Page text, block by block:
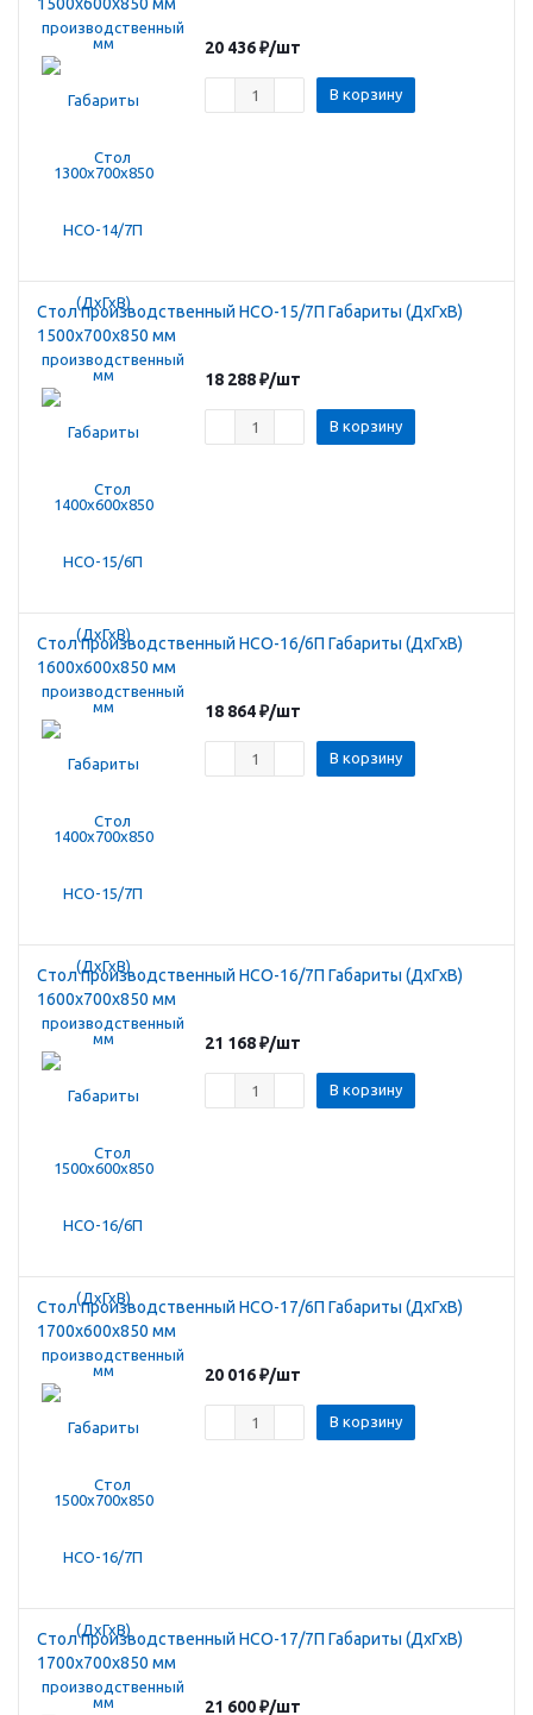
20 436₽/шт
В корзину
Стол производственный HCO-15/7П Габариты (ДхГхВ)
1500х700х850 мм
18 288₽/шт
В корзину
Стол производственный HCO-16/6П Габариты (ДхГхВ)
1600х600х850 мм
18 864₽/шт
В корзину
Стол производственный HCO-16/7П Габариты (ДхГхВ)
1600х700х850 мм
21 168₽/шт
В корзину
Стол производственный HCO-17/6П Габариты (ДхГхВ)
1700х600х850 мм
20 016₽/шт
В корзину
Стол производственный HCO-17/7П Габариты (ДхГхВ)
1700х700х850 мм
21 600₽/шт